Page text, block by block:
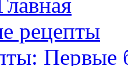
рецепты
Первые